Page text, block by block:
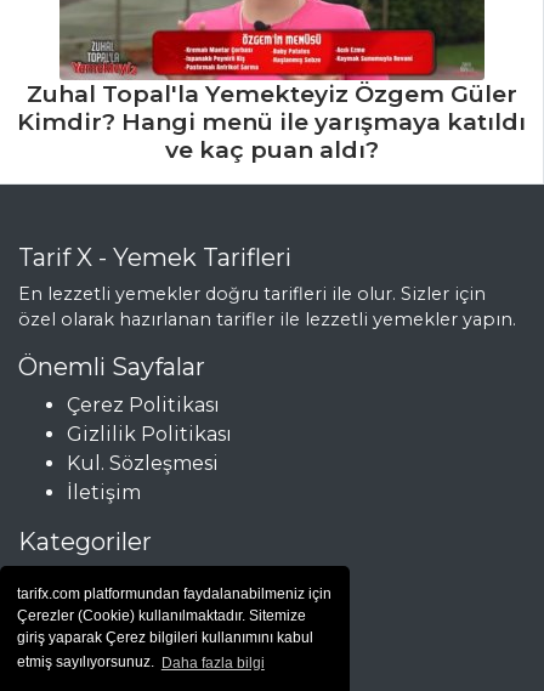
tarifx.com platformundan faydalanabilmeniz için
Çerezler (Cookie) kullanılmaktadır. Sitemize
giriş yaparak Çerez bilgileri kullanımını kabul
etmiş sayılıyorsunuz. Daha fazla bilgi
Zuhal Topal'la Yemekteyiz Özgem Güler
Kimdir? Hangi menü ile yarışmaya katıldı
ve kaç puan aldı?
Tarif X - Yemek Tarifleri
En lezzetli yemekler doğru tarifleri ile olur. Sizler için
özel olarak hazırlanan tarifler ile lezzetli yemekler yapın.
Önemli Sayfalar
Çerez Politikası
Gizlilik Politikası
Kul. Sözleşmesi
İletişim
Kategoriler
Et Yemekleri
Hamur İşleri
Salatalar